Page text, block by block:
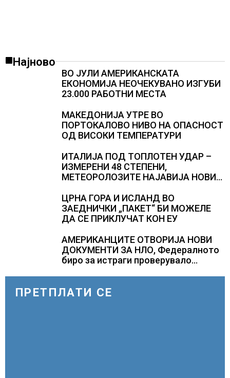
Најново
ВО ЈУЛИ АМЕРИКАНСКАТА
ЕКОНОМИЈА НЕОЧЕКУВАНО ИЗГУБИ
23.000 РАБОТНИ МЕСТА
МАКЕДОНИЈА УТРЕ ВО
ПОРТОКАЛОВО НИВО НА ОПАСНОСТ
ОД ВИСОКИ ТЕМПЕРАТУРИ
ИТАЛИЈА ПОД ТОПЛОТЕН УДАР –
ИЗМЕРЕНИ 48 СТЕПЕНИ,
МЕТЕОРОЛОЗИТЕ НАЈАВИЈА НОВИ
АВГУСТ
ЦРНА ГОРА И ИСЛАНД ВО
ЗАЕДНИЧКИ „ПАКЕТ“ БИ МОЖЕЛЕ
ДА СЕ ПРИКЛУЧАТ КОН ЕУ
АМЕРИКАНЦИТЕ ОТВОРИЈА НОВИ
ДОКУМЕНТИ ЗА НЛО, Федералното
биро за истраги проверувало
ПРЕТПЛАТИ СЕ